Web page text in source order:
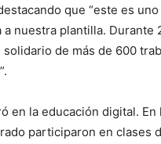
que “este es
nuestra plantilla. Durante
de más de 600
en la educación digital.
participaron en clases